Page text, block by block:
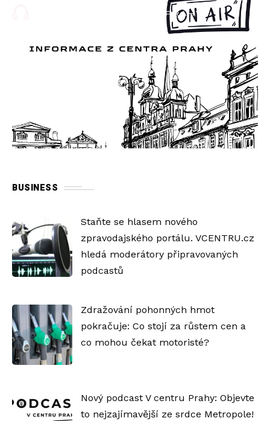
BUSINESS
Staňte se hlasem nového
zpravodajského portálu. VCENTRU.cz
hledá moderátory připravovaných
podcastů
Zdražování pohonných hmot
pokračuje: Co stojí za růstem cen a
co mohou čekat motoristé?
Nový podcast V centru Prahy: Objevte
to nejzajímavější ze srdce Metropole!